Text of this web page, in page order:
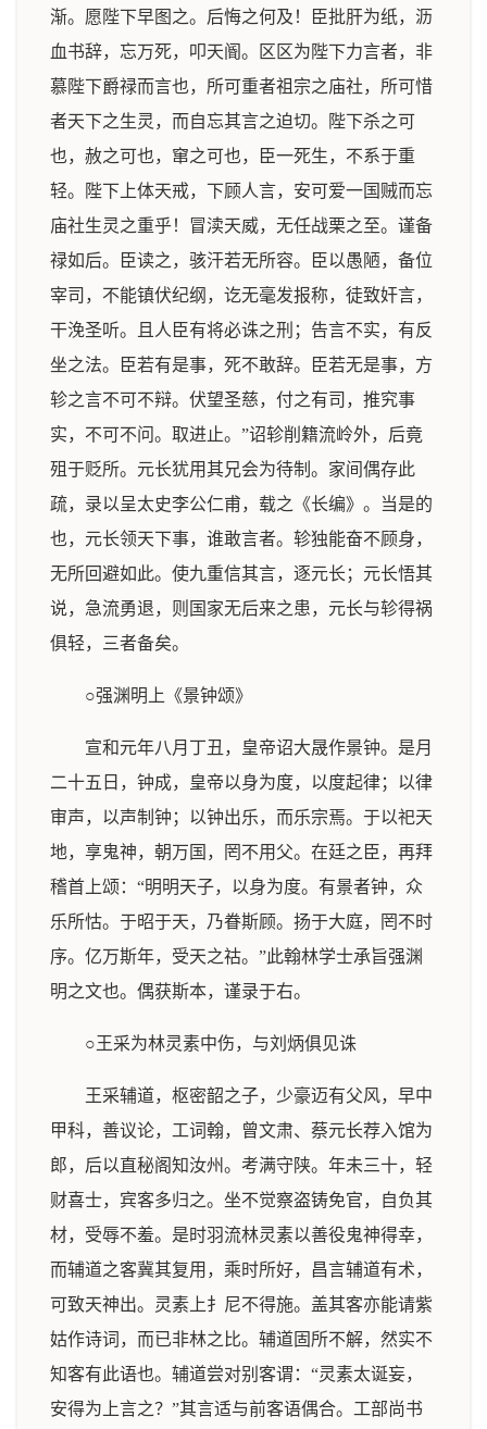
渐。愿陛下早图之。后悔之何及！臣批肝为纸，沥
血书辞，忘万死，叩天阍。区区为陛下力言者，非
慕陛下爵禄而言也，所可重者祖宗之庙社，所可惜
者天下之生灵，而自忘其言之迫切。陛下杀之可
也，赦之可也，窜之可也，臣一死生，不系于重
轻。陛下上体天戒，下顾人言，安可爱一国贼而忘
庙社生灵之重乎！冒渎天威，无任战栗之至。谨备
禄如后。臣读之，骇汗若无所容。臣以愚陋，备位
宰司，不能镇伏纪纲，讫无毫发报称，徒致奸言，
干浼圣听。且人臣有将必诛之刑；告言不实，有反
坐之法。臣若有是事，死不敢辞。臣若无是事，方
轸之言不可不辩。伏望圣慈，付之有司，推究事
实，不可不问。取进止。”诏轸削籍流岭外，后竟
殂于贬所。元长犹用其兄会为待制。家间偶存此
疏，录以呈太史李公仁甫，载之《长编》。当是的
也，元长领天下事，谁敢言者。轸独能奋不顾身，
无所回避如此。使九重信其言，逐元长；元长悟其
说，急流勇退，则国家无后来之患，元长与轸得祸
俱轻，三者备矣。
○强渊明上《景钟颂》
宣和元年八月丁丑，皇帝诏大晟作景钟。是月
二十五日，钟成，皇帝以身为度，以度起律；以律
审声，以声制钟；以钟出乐，而乐宗焉。于以祀天
地，享鬼神，朝万国，罔不用父。在廷之臣，再拜
稽首上颂：“明明天子，以身为度。有景者钟，众
乐所怙。于昭于天，乃眷斯顾。扬于大庭，罔不时
序。亿万斯年，受天之祜。”此翰林学士承旨强渊
明之文也。偶获斯本，谨录于右。
○王采为林灵素中伤，与刘炳俱见诛
王采辅道，枢密韶之子，少豪迈有父风，早中
甲科，善议论，工词翰，曾文肃、蔡元长荐入馆为
郎，后以直秘阁知汝州。考满守陕。年未三十，轻
财喜士，宾客多归之。坐不觉察盗铸免官，自负其
材，受辱不羞。是时羽流林灵素以善役鬼神得幸，
而辅道之客冀其复用，乘时所好，昌言辅道有术，
可致天神出。灵素上扌尼不得施。盖其客亦能请紫
姑作诗词，而已非林之比。辅道固所不解，然实不
知客有此语也。辅道尝对别客谓：“灵素太诞妄，
安得为上言之？”其言适与前客语偶合。工部尚书